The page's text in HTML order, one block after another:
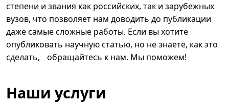
степени и звания как российских, так и зарубежных
вузов, что позволяет нам доводить до публикации
даже самые сложные работы. Если вы хотите
опубликовать научную статью, но не знаете, как это
сделать, обращайтесь к нам. Мы поможем!
Наши услуги